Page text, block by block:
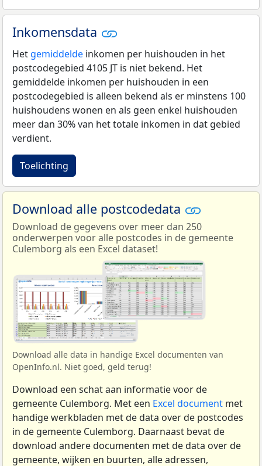
Inkomensdata
Het gemiddelde inkomen per huishouden in het
postcodegebied 4105 JT is niet bekend. Het
gemiddelde inkomen per huishouden in een
postcodegebied is alleen bekend als er minstens 100
huishoudens wonen en als geen enkel huishouden
meer dan 30% van het totale inkomen in dat gebied
verdient.
Toelichting
Download alle postcodedata
Download de gegevens over meer dan 250
onderwerpen voor alle postcodes in de gemeente
Culemborg als een Excel dataset!
Download alle data in handige Excel documenten van
OpenInfo.nl. Niet goed, geld terug!
Download een schat aan informatie voor de
gemeente Culemborg. Met een Excel document met
handige werkbladen met de data over de postcodes
in de gemeente Culemborg. Daarnaast bevat de
download andere documenten met de data over de
gemeente, wijken en buurten, alle adressen,